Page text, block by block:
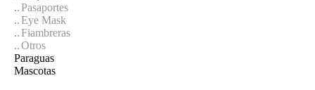
Pasaportes
Eye Mask
Fiambreras
Otros
Paraguas
Mascotas